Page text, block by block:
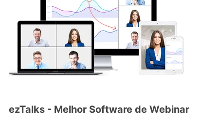
ezTalks - Melhor Software de Webinar